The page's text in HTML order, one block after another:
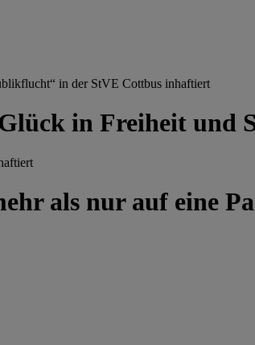
in der StVE Cottbus inhaftiert
in Freiheit und
als nur auf eine